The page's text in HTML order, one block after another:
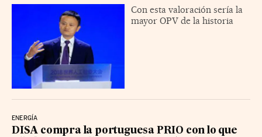
Con esta valoración sería la
mayor OPV de la historia
ENERGÍA
DISA compra la portuguesa PRIO con lo que